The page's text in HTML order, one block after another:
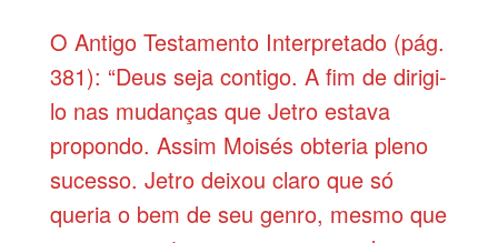
O Antigo Testamento Interpretado (pág.
381): “Deus seja contigo. A fim de dirigi-
lo nas mudanças que Jetro estava
propondo. Assim Moisés obteria pleno
sucesso. Jetro deixou claro que só
queria o bem de seu genro, mesmo que